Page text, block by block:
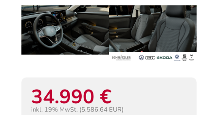
34.990 €
inkl. 19% MwSt. (5.586,64 EUR)